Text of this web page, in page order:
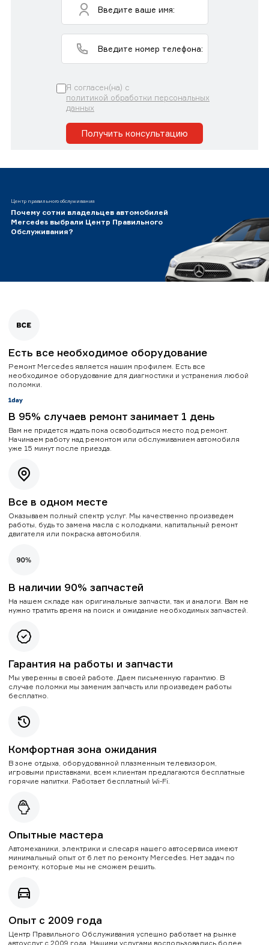
Я согласен(на) с
политикой обработки персональных
данных
Получить консультацию
Центр правильного обслуживания
Почему сотни владельцев автомобилей
Mercedes выбрали Центр Правильного
Обслуживания?
Есть все необходимое оборудование
Ремонт Mercedes является нашим профилем. Есть все
необходимое оборудование для диагностики и устранения любой
поломки.
В 95% случаев ремонт занимает 1 день
Вам не придется ждать пока освободиться место под ремонт.
Начинаем работу над ремонтом или обслуживанием автомобиля
уже 15 минут после приезда.
Все в одном месте
Оказываем полный спектр услуг. Мы качественно произведем
работы, будь то замена масла с колодками, капитальный ремонт
двигателя или покраска автомобиля.
В наличии 90% запчастей
На нашем складе как оригинальные запчасти, так и аналоги. Вам не
нужно тратить время на поиск и ожидание необходимых запчастей.
Гарантия на работы и запчасти
Мы уверенны в своей работе. Даем письменную гарантию. В
случае поломки мы заменим запчасть или произведем работы
бесплатно.
Комфортная зона ожидания
В зоне отдыха, оборудованной плазменным телевизором,
игровыми приставками, всем клиентам предлагаются бесплатные
горячие напитки. Работает бесплатный Wi-Fi.
Опытные мастера
Автомеханики, электрики и слесаря нашего автосервиса имеют
минимальный опыт от 6 лет по ремонту Mercedes. Нет задач по
ремонту, которые мы не сможем решить.
Опыт с 2009 года
Центр Правильного Обслуживания успешно работает на рынке
автоуслуг с 2009 года. Нашими услугами воспользовались более